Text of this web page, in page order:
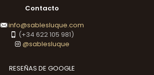
Contacto
info@sablesluque.com
(+34 622 105 981)
@sablesluque
RESEÑAS DE GOOGLE